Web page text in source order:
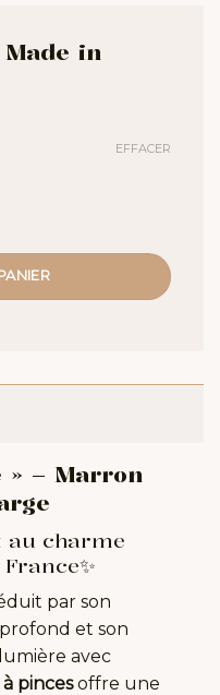
in
EFFACER
» – Marron
au charme
par son
et son
avec
pincesoffre une